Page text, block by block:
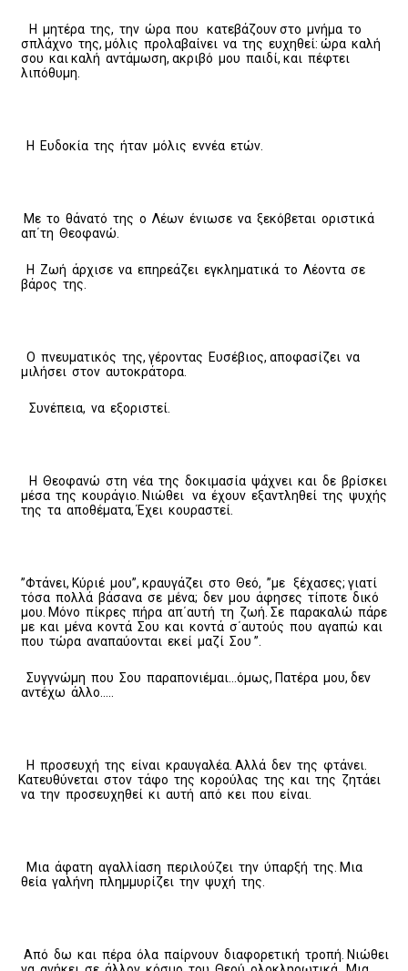
Η μητέρα της, την ώρα που κατεβάζουν στο μνήμα το
σπλάχνο της, μόλις προλαβαίνει να της ευχηθεί: ώρα καλή
σου και καλή αντάμωση, ακριβό μου παιδί, και πέφτει
λιπόθυμη.
Η Ευδοκία της ήταν μόλις εννέα ετών.
Με το θάνατό της ο Λέων ένιωσε να ξεκόβεται οριστικά
απ΄τη Θεοφανώ.
Η Ζωή άρχισε να επηρεάζει εγκληματικά το Λέοντα σε
βάρος της.
Ο πνευματικός της, γέροντας Ευσέβιος, αποφασίζει να
μιλήσει στον αυτοκράτορα.
Συνέπεια, να εξοριστεί.
Η Θεοφανώ στη νέα της δοκιμασία ψάχνει και δε βρίσκει
μέσα της κουράγιο. Νιώθει να έχουν εξαντληθεί της ψυχής
της τα αποθέματα, Έχει κουραστεί.
”Φτάνει, Κύριέ μου”, κραυγάζει στο Θεό, ”με ξέχασες; γιατί
τόσα πολλά βάσανα σε μένα; δεν μου άφησες τίποτε δικό
μου. Μόνο πίκρες πήρα απ΄αυτή τη ζωή. Σε παρακαλώ πάρε
με και μένα κοντά Σου και κοντά σ΄αυτούς που αγαπώ και
που τώρα αναπαύονται εκεί μαζί Σου ”.
Συγγνώμη που Σου παραπονιέμαι…όμως, Πατέρα μου, δεν
αντέχω άλλο…..
Η προσευχή της είναι κραυγαλέα. Αλλά δεν της φτάνει.
Κατευθύνεται στον τάφο της κορούλας της και της ζητάει
να την προσευχηθεί κι αυτή από κει που είναι.
Μια άφατη αγαλλίαση περιλούζει την ύπαρξή της. Μια
θεία γαλήνη πλημμυρίζει την ψυχή της.
Από δω και πέρα όλα παίρνουν διαφορετική τροπή. Νιώθει